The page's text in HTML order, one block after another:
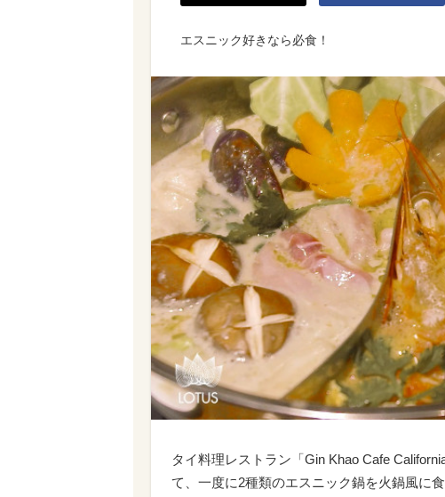
エスニック好きなら必食！
タイ料理レストラン「Gin Khao Cafe
て、一度に2種類のエスニック鍋を火鍋風に